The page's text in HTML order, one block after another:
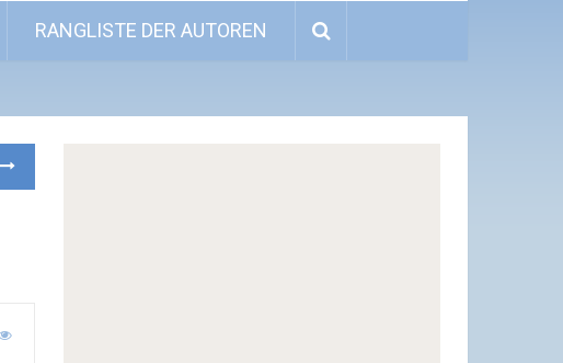
RANGLISTE DER AUTOREN